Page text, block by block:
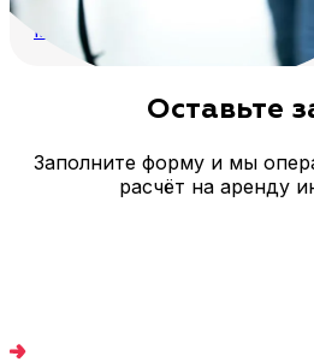
Как можно использовать
мероприятии
Оставьте
Заполните форму и мы
расчёт на аренду